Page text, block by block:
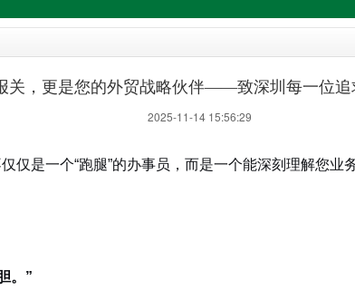
关，更是您的外贸战略伙伴——致深圳每一位追
2025-11-14 15:56:29
仅是一个“跑腿”的办事员，而是一个能深刻理解您
。”